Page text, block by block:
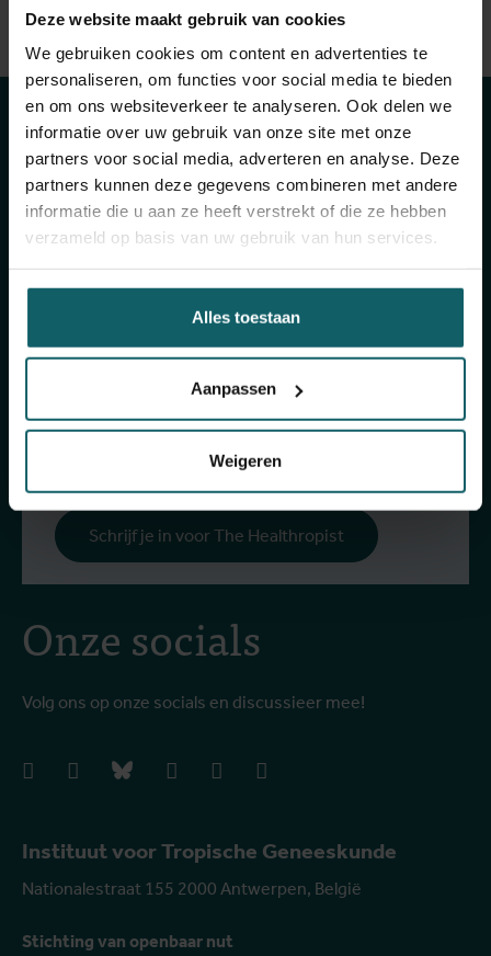
Deze website maakt gebruik van cookies
We gebruiken cookies om content en advertenties te
personaliseren, om functies voor social media te bieden
en om ons websiteverkeer te analyseren. Ook delen we
informatie over uw gebruik van onze site met onze
partners voor social media, adverteren en analyse. Deze
partners kunnen deze gegevens combineren met andere
informatie die u aan ze heeft verstrekt of die ze hebben
verzameld op basis van uw gebruik van hun services.
Alles toestaan
Aanpassen
Weigeren
Bekijk volledige lijst van publicaties
View full fingerprint
Bekijk volledige lijst met projecten
Instituut voor Tropische Geneeskunde
Nationalestraat 155 2000 Antwerpen, België
Stichting van openbaar nut
Onze socials
Volg ons op onze socials en discussieer mee!
facebookinstagrambluesky linkedIn youtube
Blijf op de hoogte
van onze
activiteiten
Schrijf je in voor onze algemene nieuwsbrief en
fondsenwerving, om (twee)maandelijkse updates
te ontvangen over ons onderzoek, projecten,
opleidingen, en nog veel meer!
nieuwsbrief
Schrijf je in voor The Healthropist